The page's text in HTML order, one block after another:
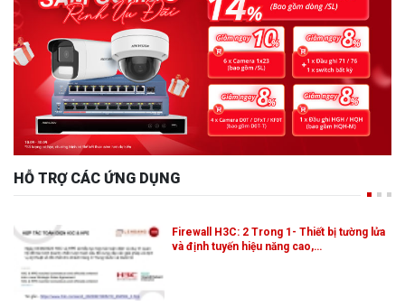
HỖ TRỢ CÁC ỨNG DỤNG
và định tuyến hiệu năng cao,…